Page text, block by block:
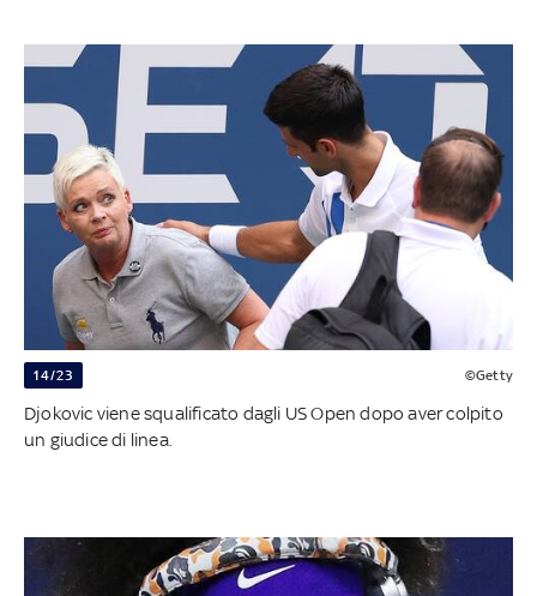
14/23 ©Getty
Djokovic viene squalificato dagli US Open dopo aver colpito
un giudice di linea.